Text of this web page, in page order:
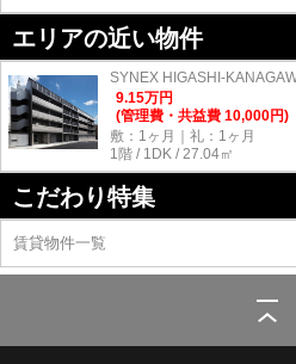
エリアの近い物件
SYNEX HIGASHI-
9.15万円
(管理費・共益費 10,000円)
敷：1ヶ月｜礼：1ヶ月
1階 / 1DK / 27.04㎡
こだわり特集
賃貸物件一覧